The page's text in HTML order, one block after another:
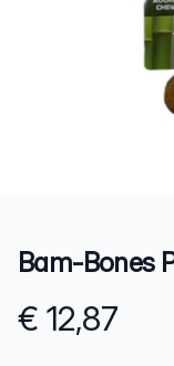
Bam-Bones
Product information
€ 12,87